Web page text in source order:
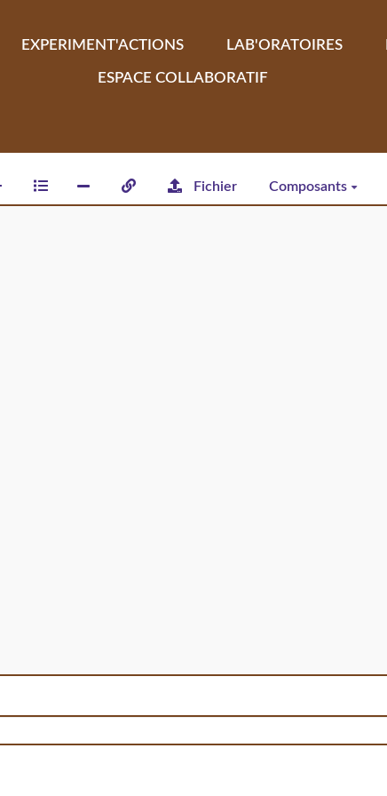
EXPERIMENT'ACTIONS LAB'ORATOIRES
ESPACE COLLABORATIF
Fichier Composants